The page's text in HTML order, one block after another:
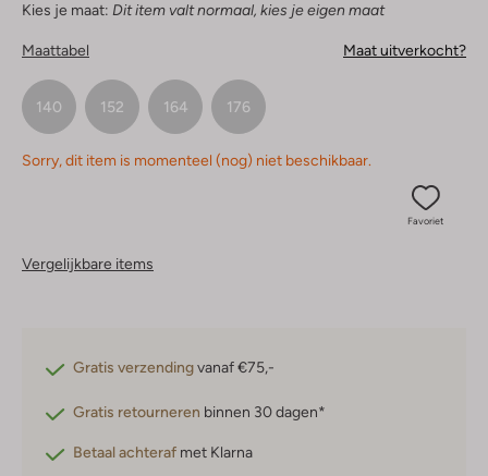
Kies je maat: Dit item valt normaal, kies je eigen maat
Maattabel Maat uitverkocht?
140 152 164 176
Sorry, dit item is momenteel (nog) niet beschikbaar.
Favoriet
Vergelijkbare items
Gratis verzendingvanaf €75,-
Gratis retourneren binnen 30 dagen*
Betaal achteraf met Klarna